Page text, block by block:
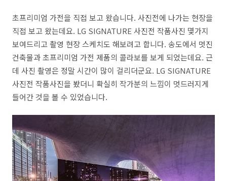
초프리미엄 가전을 직접 보고 왔습니다. 사진전에 나가는 현장을
직접 보고 왔는데요. LG SIGNATURE 사진전 작품사진 몇가지
보여드리고 촬영 현장 스케치도 해보려고 합니다. 송도에서 멋진
건축물과 초프리미엄 가전 제품의 콜라보를 보게 되었는데요. 근
데 사진 촬영은 정말 시간이 많이 걸리더군요. LG SIGNATURE
사진전 작품사진을 봤더니 확실히 작가분의 느낌이 멋드러지게
들어간 것을 볼 수 있었습니다.